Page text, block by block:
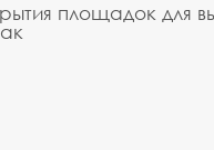
площадок для